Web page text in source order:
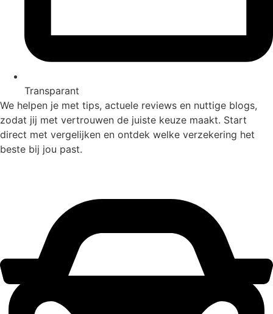
Transparant
We helpen je met tips, actuele reviews en nuttige blogs,
zodat jij met vertrouwen de juiste keuze maakt. Start
direct met vergelijken en ontdek welke verzekering het
beste bij jou past.